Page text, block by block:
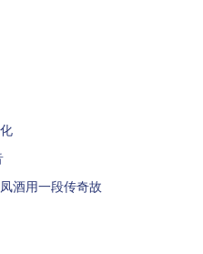
酒用一段传奇故